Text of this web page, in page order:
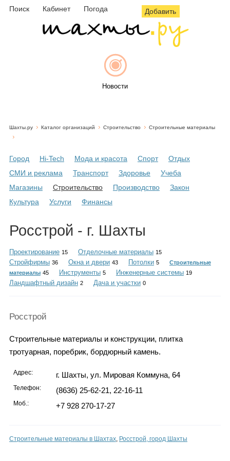
Поиск Кабинет Погода Добавить
Новости
Объявления
Каталог
Инфо
Карты
Шахты.ру Каталог организаций Строительство Строительные материалы
Город Hi-Tech Мода и красота Спорт
Отдых
СМИ и реклама
Транспорт Здоровье
Учеба
Магазины
Строительство Производство
Закон
Культура
Услуги Финансы
Росстрой - г. Шахты
Проектирование 15 Отделочные материалы 15
Стройфирмы 36 Окна и двери 43 Потолки 5
Строительные
материалы 45 Инструменты 5 Инженерные системы 19
Ландшафтный дизайн 2 Дача и участки 0
Росстрой
Строительные материалы и конструкции, плитка
тротуарная, поребрик, бордюрный камень.
Адрес: г. Шахты, ул. Мировая Коммуна, 64
Телефон: (8636) 25-62-21, 22-16-11
Моб.: +7 928 270-17-27
Строительные материалы в Шахтах, Росстрой, город Шахты